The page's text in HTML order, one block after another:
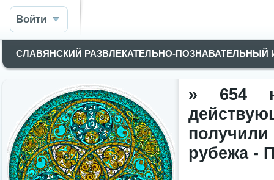
Войти
СЛАВЯНСКИЙ РАЗВЛЕКАТЕЛЬНО-
» 654
рубежа -